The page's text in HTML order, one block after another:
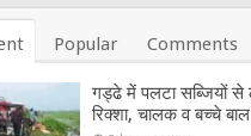
Popular Comments
गड्ढे में पलटा सब्जियों से
रिक्शा, चालक व बच्चे